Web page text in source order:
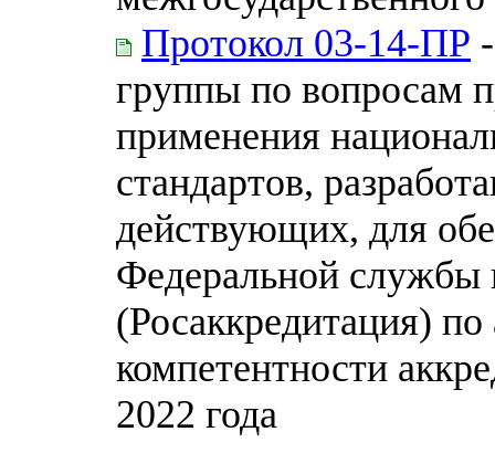
Протокол 03-14-ПР
группы по вопросам
применения
стандартов,
действующих, для
Федеральной службы
(Росаккредитация)
компетентности
2022 года